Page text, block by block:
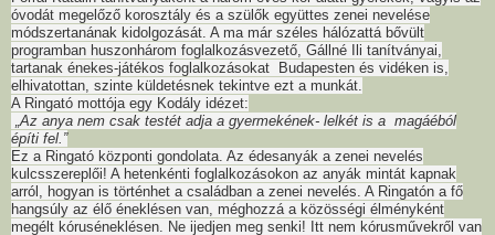
óvodát megelőző korosztály és a szülők együttes zenei nevelése
módszertanának kidolgozását. A ma már széles hálózattá bővült
programban huszonhárom foglalkozásvezető, Gállné Ili tanítványai,
tartanak énekes-játékos foglalkozásokat Budapesten és vidéken is,
elhivatottan, szinte küldetésnek tekintve ezt a munkát.
A Ringató mottója egy Kodály idézet:
„Az anya nem csak testét adja a gyermekének- lelkét is a magáéból
építi fel.”
Ez a Ringató központi gondolata. Az édesanyák a zenei nevelés
kulcsszereplői! A hetenkénti foglalkozásokon az anyák mintát kapnak
arról, hogyan is történhet a családban a zenei nevelés. A Ringatón a fő
hangsúly az élő éneklésen van, méghozzá a közösségi élményként
megélt kóruséneklésen. Ne ijedjen meg senki! Itt nem kórusművekről van